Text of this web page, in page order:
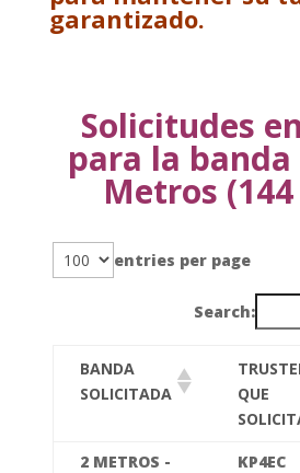
garantizado.
Solicitudes
para la banda
Metros
entries per page
Search:
BANDA
SOLICITADA
QUE
2 METROS -
KP4EC